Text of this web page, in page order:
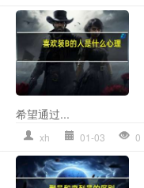
希望通过...
xh 01-03 0